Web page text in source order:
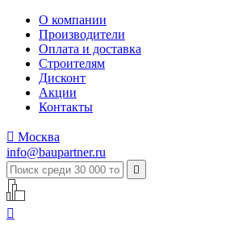
О компании
Производители
Оплата и доставка
Строителям
Дисконт
Акции
Контакты
 Москва
info@baupartner.ru

